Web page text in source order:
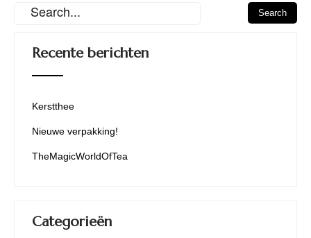
Recente berichten
Kerstthee
Nieuwe verpakking!
TheMagicWorldOfTea
Categorieën